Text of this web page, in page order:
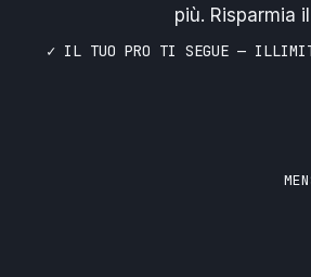
più. Risparmia
✓ IL TUO PRO TI SEGUE —